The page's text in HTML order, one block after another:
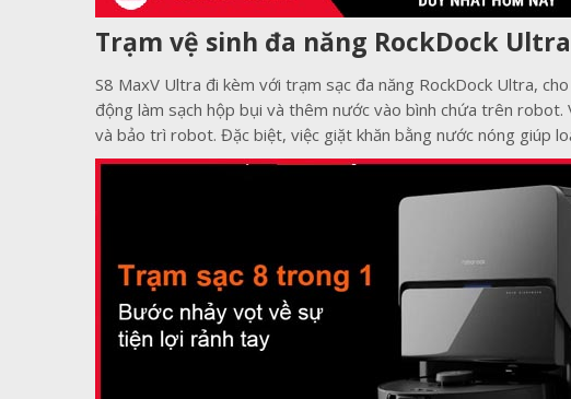
Trạm vệ sinh đa năng RockDock
S8 MaxV Ultra đi kèm với trạm sạc đa năng RockDock Ultra,
động làm sạch hộp bụi và thêm nước vào bình chứa trên
và bảo trì robot. Đặc biệt, việc giặt khăn bằng nước nóng giúp